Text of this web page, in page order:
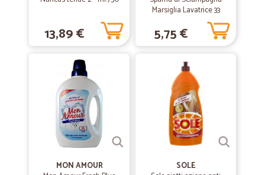
13,89 €
Marsiglia Lavatrice 33
5,75 €
MON AMOUR
SOLE